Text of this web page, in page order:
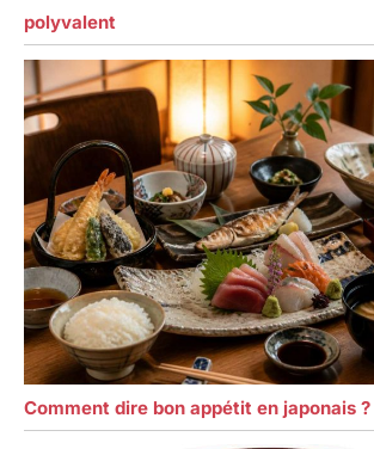
polyvalent
Comment dire bon appétit en japonais ?